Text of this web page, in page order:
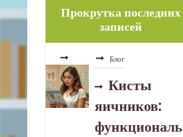
Прокрутка последних
записей
Блог
Туберкулёз в
эпоху
устойчивых